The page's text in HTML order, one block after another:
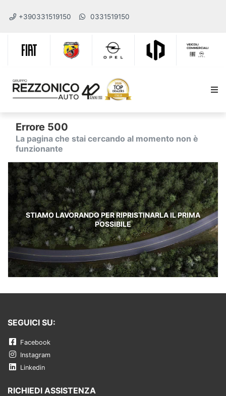
+390331519150 0331519150
Errore 500
La pagina che stai cercando al momento non è
funzionante
STIAMO LAVORANDO PER RIPRISTINARLA IL PRIMA
POSSIBILE
SEGUICI SU:
Facebook
Instagram
Linkedin
RICHIEDI ASSISTENZA